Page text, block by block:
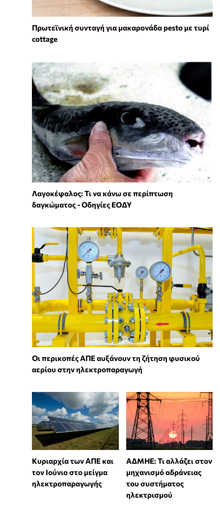
Πρωτεϊνική συνταγή για μακαρονάδα pesto με τυρί
cottage
Λαγοκέφαλος: Τι να κάνω σε περίπτωση
δαγκώματος - Οδηγίες ΕΟΔΥ
Οι περικοπές ΑΠΕ αυξάνουν τη ζήτηση φυσικού
αερίου στην ηλεκτροπαραγωγή
Κυριαρχία των ΑΠΕ και
τον Ιούνιο στο μείγμα
ηλεκτροπαραγωγής
ΑΔΜΗΕ: Τι αλλάζει στον
μηχανισμό αδράνειας
του συστήματος
ηλεκτρισμού